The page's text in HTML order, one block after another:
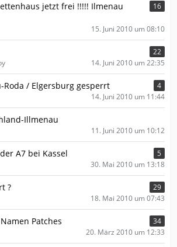
jetzt frei !!!!! Ilmenau
16
15. Juni 2010 um 08:10
22
14. Juni 2010 um 22:35
Roda / Elgersburg gesperrt
4
14. Juni 2010 um 11:44
Illmenau
11. Juni 2010 um 10:12
A7 bei Kassel
5
30. Mai 2010 um 13:18
?
29
18. Mai 2010 um 07:43
Patches
34
20. März 2010 um 12:33